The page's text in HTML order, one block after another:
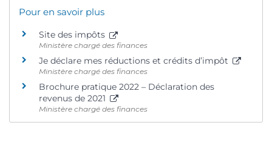
Pour en savoir plus
Site des impôts
Ministère chargé des finances
Je déclare mes réductions et crédits d’impôt
Ministère chargé des finances
Brochure pratique 2022 – Déclaration des
revenus de 2021
Ministère chargé des finances